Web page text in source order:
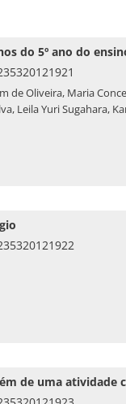
do 5º ano do
de Oliveira, Maria
Leila Yuri Sugahara,
de uma atividade